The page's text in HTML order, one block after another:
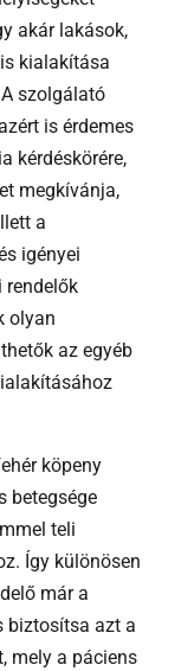
akár lakások,
kialakítása
szolgálató
is érdemes
kérdéskörére,
megkívánja,
a
igényei
rendelők
olyan
az egyéb
köpeny
betegsége
teli
Így különösen
már a
biztosítsa azt a
mely a páciens